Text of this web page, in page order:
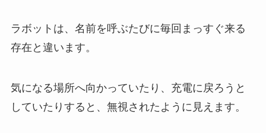
ラボットは、名前を呼ぶたびに毎回まっすぐ来る
存在と違います。
気になる場所へ向かっていたり、充電に戻ろうと
していたりすると、無視されたように見えます。